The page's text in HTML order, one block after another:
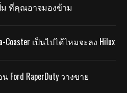
ม ที่คุณอาจมองข้าม
Coaster เป็นไปได้ไหมจะลง Hilux
Ford RaperDuty วางขาย